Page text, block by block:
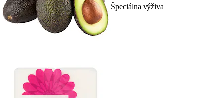
Špeciálna výživa